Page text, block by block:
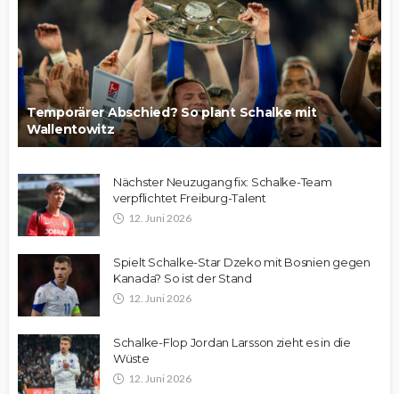
Temporärer Abschied? So plant Schalke mit
Wallentowitz
Nächster Neuzugang fix: Schalke-Team
verpflichtet Freiburg-Talent
12. Juni 2026
Spielt Schalke-Star Dzeko mit Bosnien gegen
Kanada? So ist der Stand
12. Juni 2026
Schalke-Flop Jordan Larsson zieht es in die
Wüste
12. Juni 2026